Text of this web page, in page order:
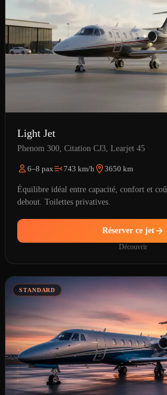
Light Jet
Phenom 300, Citation CJ3, Learjet 45
6–8 pax 743 km/h 3650 km
Équilibre idéal entre capacité, confort et
debout. Toilettes privatives.
Réserver ce jet
Découvrir
STANDARD